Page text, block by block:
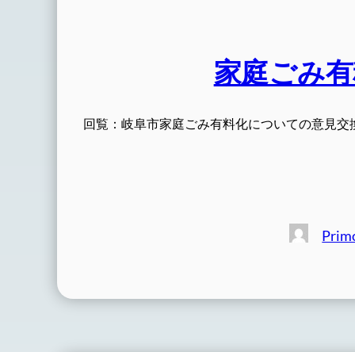
家庭ごみ
回覧：岐阜市家庭ごみ有料化についての意見